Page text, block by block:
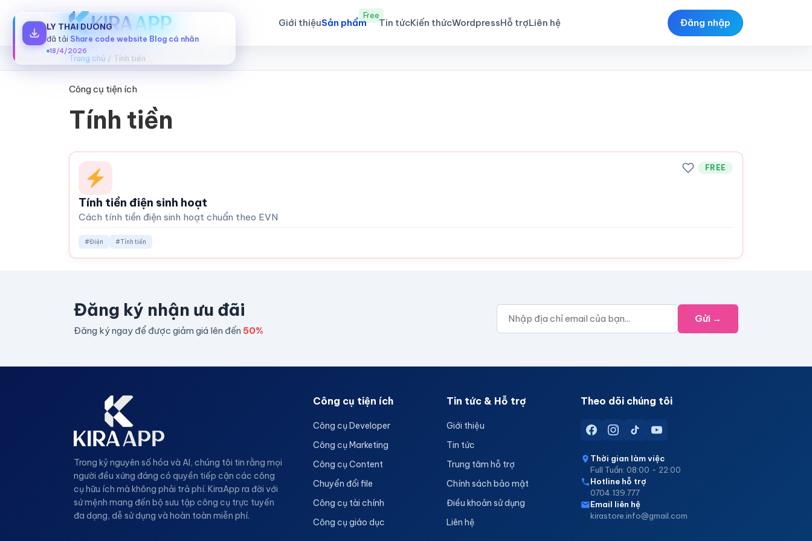
Giới thiệuSản phẩm
Free
Tin tứcKiến thứcWordpressHỗ trợLiên hệ Đăng nhập
Trang chủ / Tính tiền
Công cụ tiện ích
Tính tiền
FREE
Tính tiền điện sinh hoạt
Cách tính tiền điện sinh hoạt chuẩn theo EVN
#Điện #Tính tiền
Đăng ký nhận ưu đãi
Đăng ký ngay để được giảm giá lên đến 50%
Gửi →
Trong kỷ nguyên số hóa và AI, chúng tôi tin rằng mọi
người đều xứng đáng có quyền tiếp cận các công
cụ hữu ích mà không phải trả phí. KiraApp ra đời với
sứ mệnh mang đến bộ sưu tập công cụ trực tuyến
đa dạng, dễ sử dụng và hoàn toàn miễn phí.
Công cụ tiện ích
Công cụ Developer
Công cụ Marketing
Công cụ Content
Chuyển đổi file
Công cụ tài chính
Công cụ giáo dục
Tin tức & Hỗ trợ
Giới thiệu
Tin tức
Trung tâm hỗ trợ
Chính sách bảo mật
Điều khoản sử dụng
Liên hệ
Theo dõi chúng tôi
Thời gian làm việc
Full Tuần: 08:00 - 22:00
Hotline hỗ trợ
0704.139.777
Email liên hệ
kirastore.info@gmail.com
LY THAI DUONG
đã tảiShare code website Blog cá nhân
18/4/2026